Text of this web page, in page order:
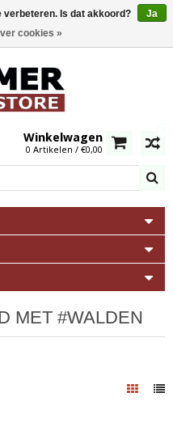
Winkelwagen
0 Artikelen / €0,00
MET #WALDEN
verbeteren. Is dat akkoord?
Ja
cookies »